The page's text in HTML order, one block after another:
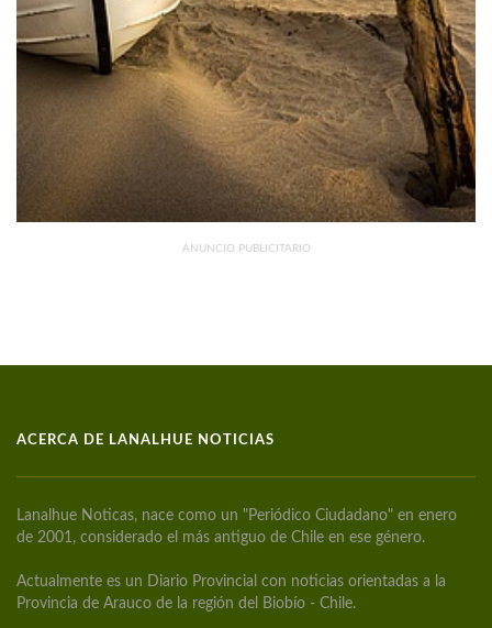
DISMINUYERON 15,4% INTERANUAL
ANUNCIO PUBLICITARIO
ACERCA DE LANALHUE NOTICIAS
Lanalhue Noticas, nace como un "Periódico Ciudadano" en enero
de 2001, considerado el más antiguo de Chile en ese género.
Actualmente es un Diario Provincial con noticias orientadas a la
Provincia de Arauco de la región del Biobío - Chile.